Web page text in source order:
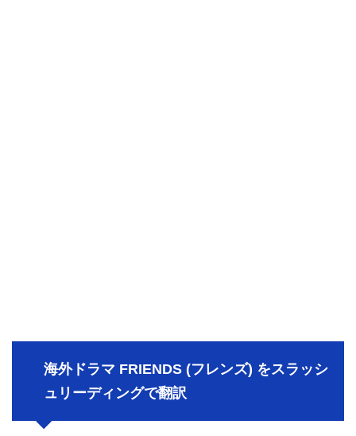
海外ドラマ FRIENDS (フレンズ) をスラッシ
ュリーディングで翻訳